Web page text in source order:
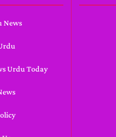
News
Urdu Today